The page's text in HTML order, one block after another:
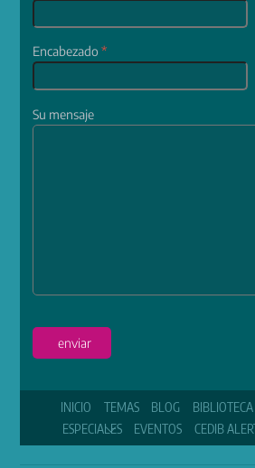
Encabezado*
Su mensaje
enviar
INICIO TEMAS BLOG BIBLIOTECA
ESPECIALES
EVENTOS CEDIB